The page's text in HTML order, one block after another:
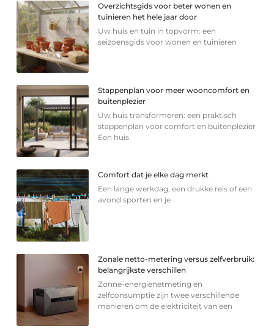
Overzichtsgids voor beter wonen en
tuinieren het hele jaar door
Uw huis en tuin in topvorm: een
seizoensgids voor wonen en tuinieren
Stappenplan voor meer wooncomfort en
buitenplezier
Uw huis transformeren: een praktisch
stappenplan voor comfort en buitenplezier
Een huis
Comfort dat je elke dag merkt
Een lange werkdag, een drukke reis of een
avond sporten en je
Zonale netto-metering versus zelfverbruik:
belangrijkste verschillen
Zonne-energienetmeting en
zelfconsumptie zijn twee verschillende
manieren om de elektriciteit van een